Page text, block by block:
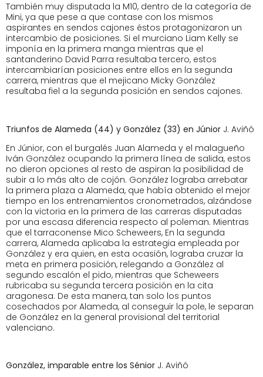
También muy disputada la M10, dentro de la categoría de
Mini, ya que pese a que contase con los mismos
aspirantes en sendos cajones éstos protagonizaron un
intercambio de posiciones. Si el murciano Liam Kelly se
imponía en la primera manga mientras que el
santanderino David Parra resultaba tercero, estos
intercambiarían posiciones entre ellos en la segunda
carrera, mientras que el mejicano Micky González
resultaba fiel a la segunda posición en sendos cajones.
Triunfos de Alameda (44) y González (33) en Júnior J. Aviñó
En Júnior, con el burgalés Juan Alameda y el malagueño
Iván González ocupando la primera línea de salida, estos
no dieron opciones al resto de aspiran la posibilidad de
subir a lo más alto de cojón. González lograba arrebatar
la primera plaza a Alameda, que había obtenido el mejor
tiempo en los entrenamientos cronometrados, alzándose
con la victoria en la primera de las carreras disputadas
por una escasa diferencia respecto al poleman. Mientras
que el tarraconense Mico Scheweers, En la segunda
carrera, Alameda aplicaba la estrategia empleada por
González y era quien, en esta ocasión, lograba cruzar la
meta en primera posición, relegando a González al
segundo escalón el pido, mientras que Scheweers
rubricaba su segunda tercera posición en la cita
aragonesa. De esta manera, tan solo los puntos
cosechados por Alameda, al conseguir la pole, le separan
de González en la general provisional del territorial
valenciano.
González, imparable entre los Sénior J. Aviñó